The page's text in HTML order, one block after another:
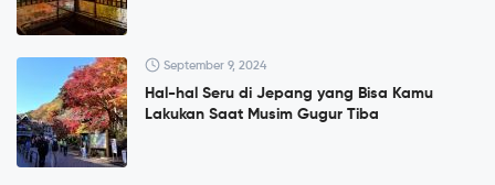
September 9, 2024
Hal-hal Seru di Jepang yang Bisa Kamu
Lakukan Saat Musim Gugur Tiba